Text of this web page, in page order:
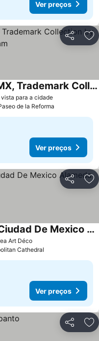
Ver preços
Partilhar
para a cidade
Hotel MX más centro CDMX, Trademark Collection by Wyndham
de la Reforma
Ver preços
Partilhar
Art Déco
City Express by Marriott Ciudad De Mexico Alameda
Cathedral
Ver preços
Partilhar